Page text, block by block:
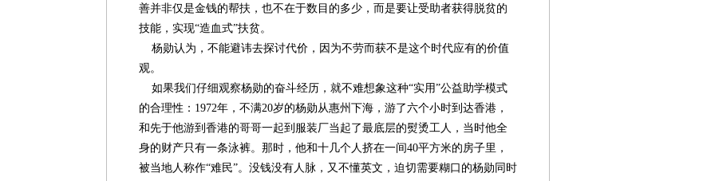
善并非仅是金钱的帮扶，也不在于数目的多少，而是要让受助者获得脱贫的
技能，实现“造血式”扶贫。
杨勋认为，不能避讳去探讨代价，因为不劳而获不是这个时代应有的价值
观。
如果我们仔细观察杨勋的奋斗经历，就不难想象这种“实用”公益助学模式
的合理性：1972年，不满20岁的杨勋从惠州下海，游了六个小时到达香港，
和先于他游到香港的哥哥一起到服装厂当起了最底层的熨烫工人，当时他全
身的财产只有一条泳裤。那时，他和十几个人挤在一间40平方米的房子里，
被当地人称作“难民”。没钱没有人脉，又不懂英文，迫切需要糊口的杨勋同时